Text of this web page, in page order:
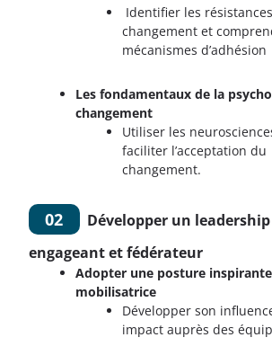
Identifier les
changement et
mécanismes d’adhésion
Les fondamentaux de la
changement
Utiliser les
faciliter l’acceptation du
changement.
02
Développer un leadership
engageant et fédérateur
Adopter une posture
mobilisatrice
Développer son
impact auprès des